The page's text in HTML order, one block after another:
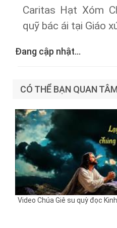
Caritas Hạt Xóm
quỹ bác ái tại Giáo
Đang cập nhật...
CÓ THỂ BẠN QUAN TÂM
Video Chúa Giê su quỳ đọc